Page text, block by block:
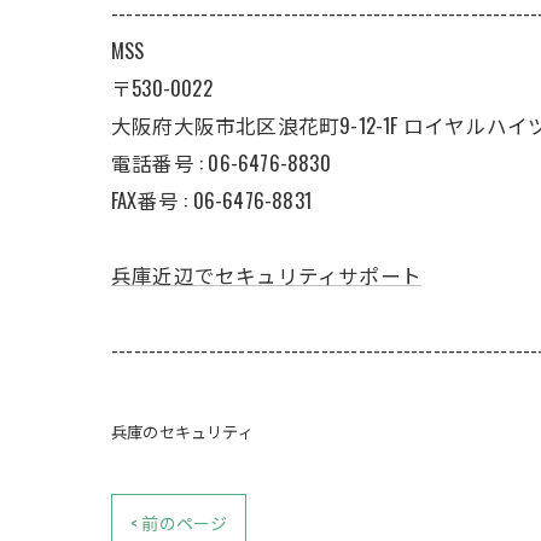
MSS
〒530-0022
大阪府大阪市北区浪花町9-12-1F ロイヤルハイ
電話番号 : 06-6476-8830
FAX番号 : 06-6476-8831
兵庫近辺でセキュリティサポート
兵庫のセキュリティ
< 前のページ